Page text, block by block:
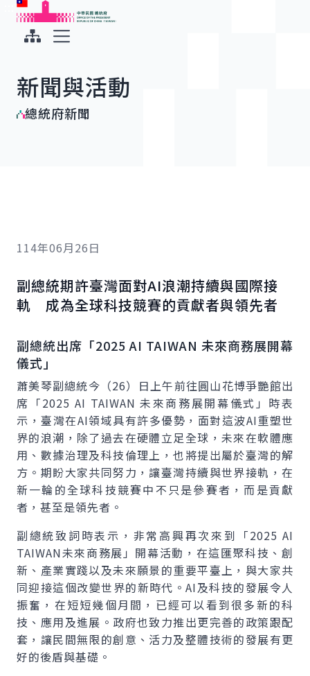
跳到主要內容
中華民國總統府
新聞與活動
總統府新聞
114年06月26日
副總統期許臺灣面對AI浪潮持續與國際接
軌 成為全球科技競賽的貢獻者與領先者
副總統出席「2025 AI TAIWAN 未來商務展開幕
儀式」
蕭美琴副總統今（26）日上午前往圓山花博爭艷館出
席「2025 AI TAIWAN 未來商務展開幕儀式」時表
示，臺灣在AI領域具有許多優勢，面對這波AI重塑世
界的浪潮，除了過去在硬體立足全球，未來在軟體應
用、數據治理及科技倫理上，也將提出屬於臺灣的解
方。期盼大家共同努力，讓臺灣持續與世界接軌，在
新一輪的全球科技競賽中不只是參賽者，而是貢獻
者，甚至是領先者。
副總統致詞時表示，非常高興再次來到「2025 AI
TAIWAN未來商務展」開幕活動，在這匯聚科技、創
新、產業實踐以及未來願景的重要平臺上，與大家共
同迎接這個改變世界的新時代。AI及科技的發展令人
振奮，在短短幾個月間，已經可以看到很多新的科
技、應用及進展。政府也致力推出更完善的政策跟配
套，讓民間無限的創意、活力及整體技術的發展有更
好的後盾與基礎。